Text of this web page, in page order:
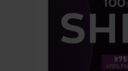
d’un extrait
musculaire
Grâce à son
titrage
recherchant